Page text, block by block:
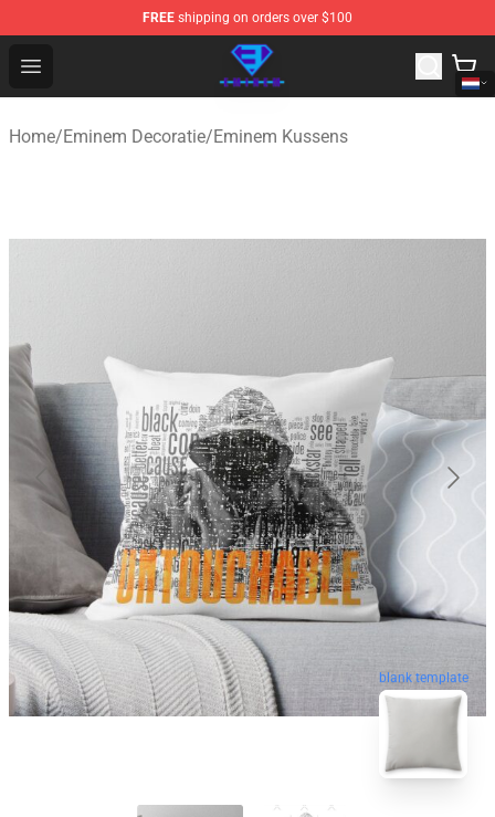
FREE shipping on orders over $100
Open menu
Eminem Store - Official Eminem Merchandise Shop
Home/Eminem Decoratie/Eminem Kussens
blank template